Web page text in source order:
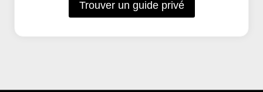
Trouver un guide privé